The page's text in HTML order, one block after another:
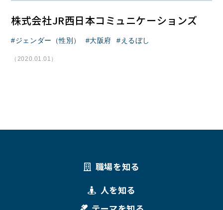
株式会社JR西日本コミュニケーションズ
ジェンダー（性別） 大阪府 えるぼし
（2020.01.01）
職場を知る
人を知る